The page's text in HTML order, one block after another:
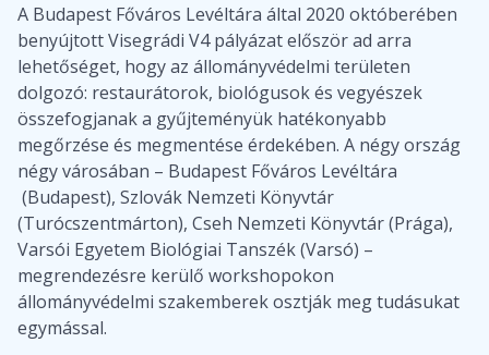
A Budapest Főváros Levéltára által 2020 októberében
benyújtott Visegrádi V4 pályázat először ad arra
lehetőséget, hogy az állományvédelmi területen
dolgozó: restaurátorok, biológusok és vegyészek
összefogjanak a gyűjteményük hatékonyabb
megőrzése és megmentése érdekében. A négy ország
négy városában – Budapest Főváros Levéltára
(Budapest), Szlovák Nemzeti Könyvtár
(Turócszentmárton), Cseh Nemzeti Könyvtár (Prága),
Varsói Egyetem Biológiai Tanszék (Varsó) –
megrendezésre kerülő workshopokon
állományvédelmi szakemberek osztják meg tudásukat
egymással.